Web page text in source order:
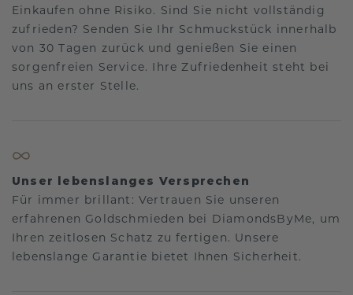
Einkaufen ohne Risiko. Sind Sie nicht vollständig
zufrieden? Senden Sie Ihr Schmuckstück innerhalb
von 30 Tagen zurück und genießen Sie einen
sorgenfreien Service. Ihre Zufriedenheit steht bei
uns an erster Stelle.
Unser lebenslanges Versprechen
Für immer brillant: Vertrauen Sie unseren
erfahrenen Goldschmieden bei DiamondsByMe, um
Ihren zeitlosen Schatz zu fertigen. Unsere
lebenslange Garantie bietet Ihnen Sicherheit.